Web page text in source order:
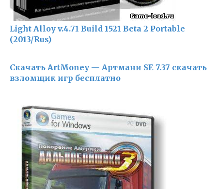
Light Alloy v.4.71 Build 1521 Beta 2 Portable
(2013/Rus)
Скачать ArtMoney — Артмани SE 7.37 скачать
взломщик игр бесплатно